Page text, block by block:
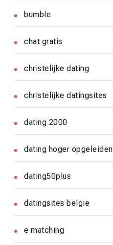
bumble
chat gratis
christelijke dating
christelijke datingsites
dating 2000
dating hoger opgeleiden
dating50plus
datingsites belgie
e matching